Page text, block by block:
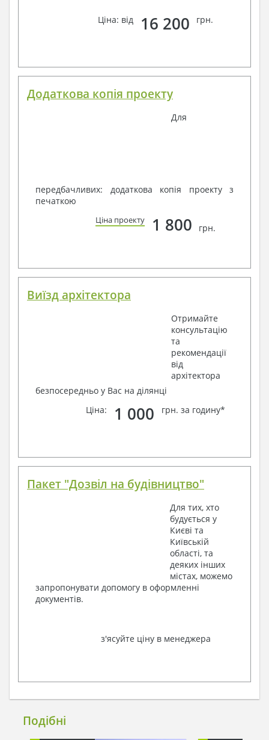
Ціна: від 16 200 грн.
Додаткова копія проекту
Для
передбачливих: додаткова копія проекту з
печаткою
Ціна проекту 1 800 грн.
Виїзд архітектора
Отримайте
консультацію
та
рекомендації
від
архітектора
безпосередньо у Вас на ділянці
Ціна:
1 000 грн. за годину*
Пакет "Дозвіл на будівництво"
Для тих, хто
будується у
Києві та
Київській
області, та
деяких інших
містах, можемо
запропонувати допомогу в оформленні
документів.
з'ясуйте ціну в менеджера
Подібні